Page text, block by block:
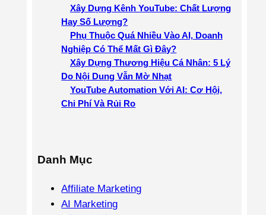
Xây Dựng Kênh YouTube: Chất Lượng
Hay Số Lượng?
Phụ Thuộc Quá Nhiều Vào AI, Doanh
Nghiệp Có Thể Mất Gì Đây?
Xây Dựng Thương Hiệu Cá Nhân: 5 Lý
Do Nội Dung Vẫn Mờ Nhạt
YouTube Automation Với AI: Cơ Hội,
Chi Phí Và Rủi Ro
Danh Mục
Affiliate Marketing
AI Marketing